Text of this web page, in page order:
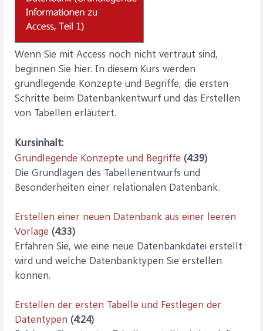
Wenn Sie mit Access noch nicht vertraut sind,
beginnen Sie hier. In diesem Kurs werden
grundlegende Konzepte und Begriffe, die ersten
Schritte beim Datenbankentwurf und das Erstellen
von Tabellen erläutert.
Kursinhalt:
Grundlegende Konzepte und Begriffe (4:39)
Die Grundlagen des Tabellenentwurfs und
Besonderheiten einer relationalen Datenbank.
Erstellen einer neuen Datenbank aus einer leeren
Vorlage (4:33)
Erfahren Sie, wie eine neue Datenbankdatei erstellt
wird und welche Datenbanktypen Sie erstellen
können.
Erstellen der ersten Tabelle und Festlegen der
Datentypen (4:24)